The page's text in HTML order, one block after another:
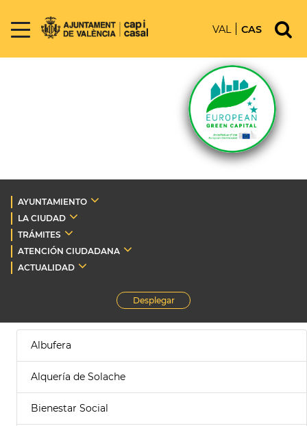
VAL CAS
AYUNTAMIENTO
LA CIUDAD
TRÁMITES
ATENCIÓN CIUDADANA
ACTUALIDAD
Desplegar
Albufera
Alquería de Solache
Bienestar Social